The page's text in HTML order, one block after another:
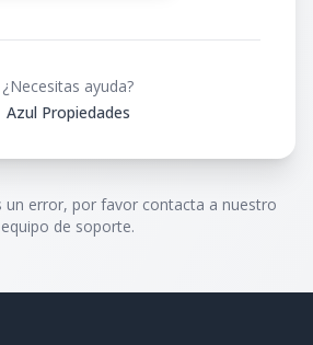
¿Necesitas ayuda?
Azul Propiedades
un error, por favor contacta a nuestro
equipo de soporte.